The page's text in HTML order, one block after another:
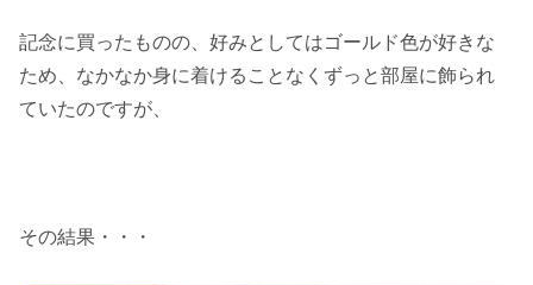
記念に買ったものの、好みとしてはゴールド色が好きな
ため、なかなか身に着けることなくずっと部屋に飾られ
ていたのですが、
その結果・・・